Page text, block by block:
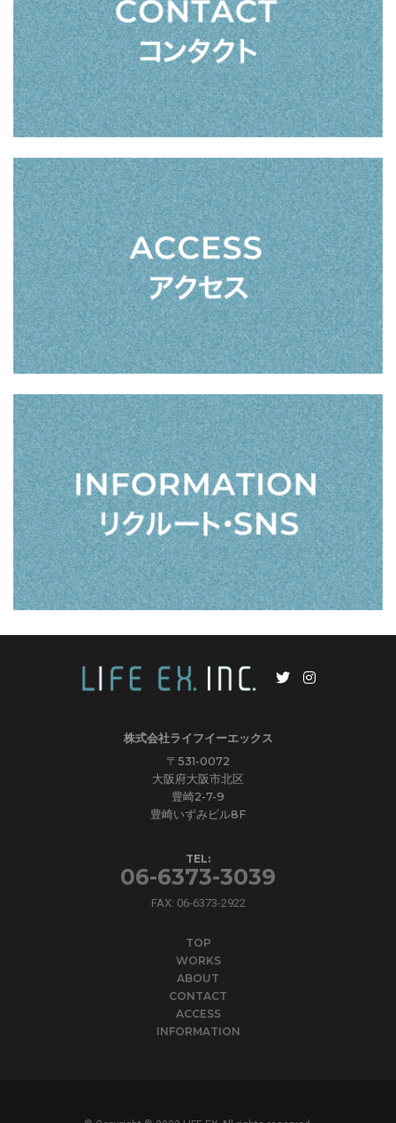
株式会社ライフイーエックス
〒531-0072
大阪府大阪市北区
豊崎2-7-9
豊崎いずみビル8F
TEL:
06-6373-3039
FAX: 06-6373-2922
TOP
WORKS
ABOUT
CONTACT
ACCESS
INFORMATION